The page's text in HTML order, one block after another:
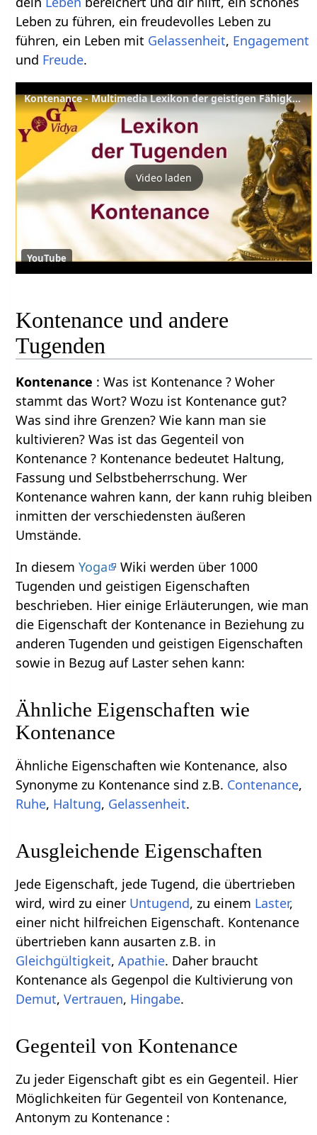
Leben zu führen, ein freudevolles Leben zu
führen, ein Leben mit Gelassenheit, Engagement
und Freude.
Kontenance - Multimedia Lexikon der geistigen Fähigkeiten - Lexikon der Tugenden Yoga Vidya
Video laden
YouTube
Kontenance und andere
Tugenden
Kontenance : Was ist Kontenance ? Woher
stammt das Wort? Wozu ist Kontenance gut?
Was sind ihre Grenzen? Wie kann man sie
kultivieren? Was ist das Gegenteil von
Kontenance ? Kontenance bedeutet Haltung,
Fassung und Selbstbeherrschung. Wer
Kontenance wahren kann, der kann ruhig bleiben
inmitten der verschiedensten äußeren
Umstände.
In diesemYoga
Wiki werden über 1000
Tugenden und geistigen Eigenschaften
beschrieben. Hier einige Erläuterungen, wie man
die Eigenschaft der Kontenance in Beziehung zu
anderen Tugenden und geistigen Eigenschaften
sowie in Bezug auf Laster sehen kann:
Ähnliche Eigenschaften wie
Kontenance
Ähnliche Eigenschaften wie Kontenance, also
Synonyme zu Kontenance sind z.B. Contenance,
Ruhe, Haltung, Gelassenheit.
Ausgleichende Eigenschaften
Jede Eigenschaft, jede Tugend, die übertrieben
wird, wird zu einer Untugend, zu einem Laster,
einer nicht hilfreichen Eigenschaft. Kontenance
übertrieben kann ausarten z.B. in
Gleichgültigkeit,Apathie. Daher braucht
Kontenance als Gegenpol die Kultivierung von
Demut,Vertrauen, Hingabe.
Gegenteil von Kontenance
Zu jeder Eigenschaft gibt es ein Gegenteil. Hier
Möglichkeiten für Gegenteil von Kontenance,
Antonym zu Kontenance :